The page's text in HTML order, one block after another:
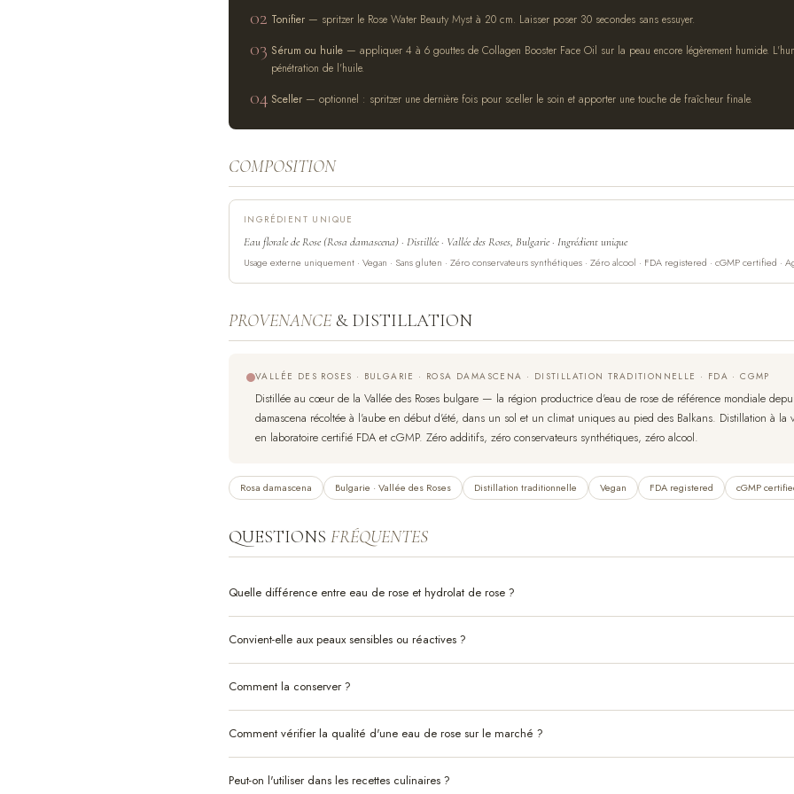
02 Tonifier — spritzer le Rose Water Beauty Myst à 20 cm. Laisser poser 30 secondes sans essuyer.
03 Sérum ou huile — appliquer 4 à 6 gouttes de Collagen Booster Face Oil sur la peau encore légèrement humide.
pénétration de l'huile.
04 Sceller — optionnel : spritzer une dernière fois pour sceller le soin et apporter une touche de fraîcheur finale.
COMPOSITION
INGRÉDIENT UNIQUE
Eau florale de Rose (Rosa damascena) · Distillée · Vallée des Roses, Bulgarie · Ingrédient unique
Usage externe uniquement · Vegan · Sans gluten · Zéro conservateurs synthétiques · Zéro alcool · FDA registered · cGMP certified ·
PROVENANCE & DISTILLATION
VALLÉE DES ROSES · BULGARIE · ROSA DAMASCENA · DISTILLATION TRADITIONNELLE · FDA · CGMP
Distillée au cœur de la Vallée des Roses bulgare — la région productrice d'eau de rose de référence mondiale
damascena récoltée à l'aube en début d'été, dans un sol et un climat uniques au pied des Balkans. Distillation à la
en laboratoire certifié FDA et cGMP. Zéro additifs, zéro conservateurs synthétiques, zéro alcool.
Rosa damascena Bulgarie · Vallée des Roses Distillation traditionnelle Vegan FDA registered cGMP
QUESTIONS FRÉQUENTES
Quelle différence entre eau de rose et hydrolat de rose ?
Convient-elle aux peaux sensibles ou réactives ?
Comment la conserver ?
Comment vérifier la qualité d'une eau de rose sur le marché ?
Peut-on l'utiliser dans les recettes culinaires ?